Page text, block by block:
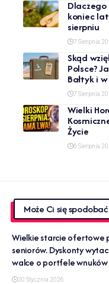
koniec
sierpniu
7 Sierpnia
Skąd
Polsce?
Bałtyk i
7 Sierpnia
Wielki
Życie
6 Sierpnia
Może Ci się spodobać
Wielkie starcie ofertowe
seniorów. Dyskonty
walce o portfele wnuków
20 Stycznia 2026